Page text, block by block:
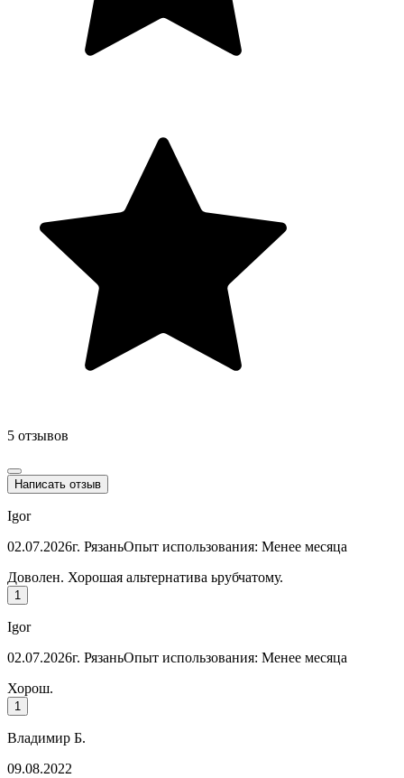
5 отзывов
Написать отзыв
Igor
02.07.2026г. РязаньОпыт использования: Менее месяца
Доволен. Хорошая альтернатива ьрубчатому.
1
Igor
02.07.2026г. РязаньОпыт использования: Менее месяца
Хорош.
1
Владимир Б.
09.08.2022